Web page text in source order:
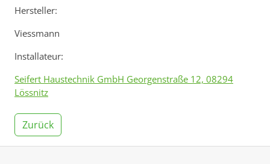
Hersteller:
Viessmann
Installateur:
Seifert Haustechnik GmbH Georgenstraße 12, 08294
Lössnitz
Zurück